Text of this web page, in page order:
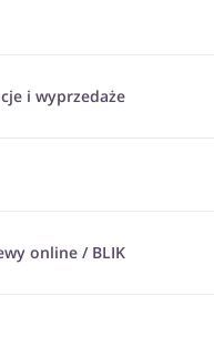
i wyprzedaże
online / BLIK